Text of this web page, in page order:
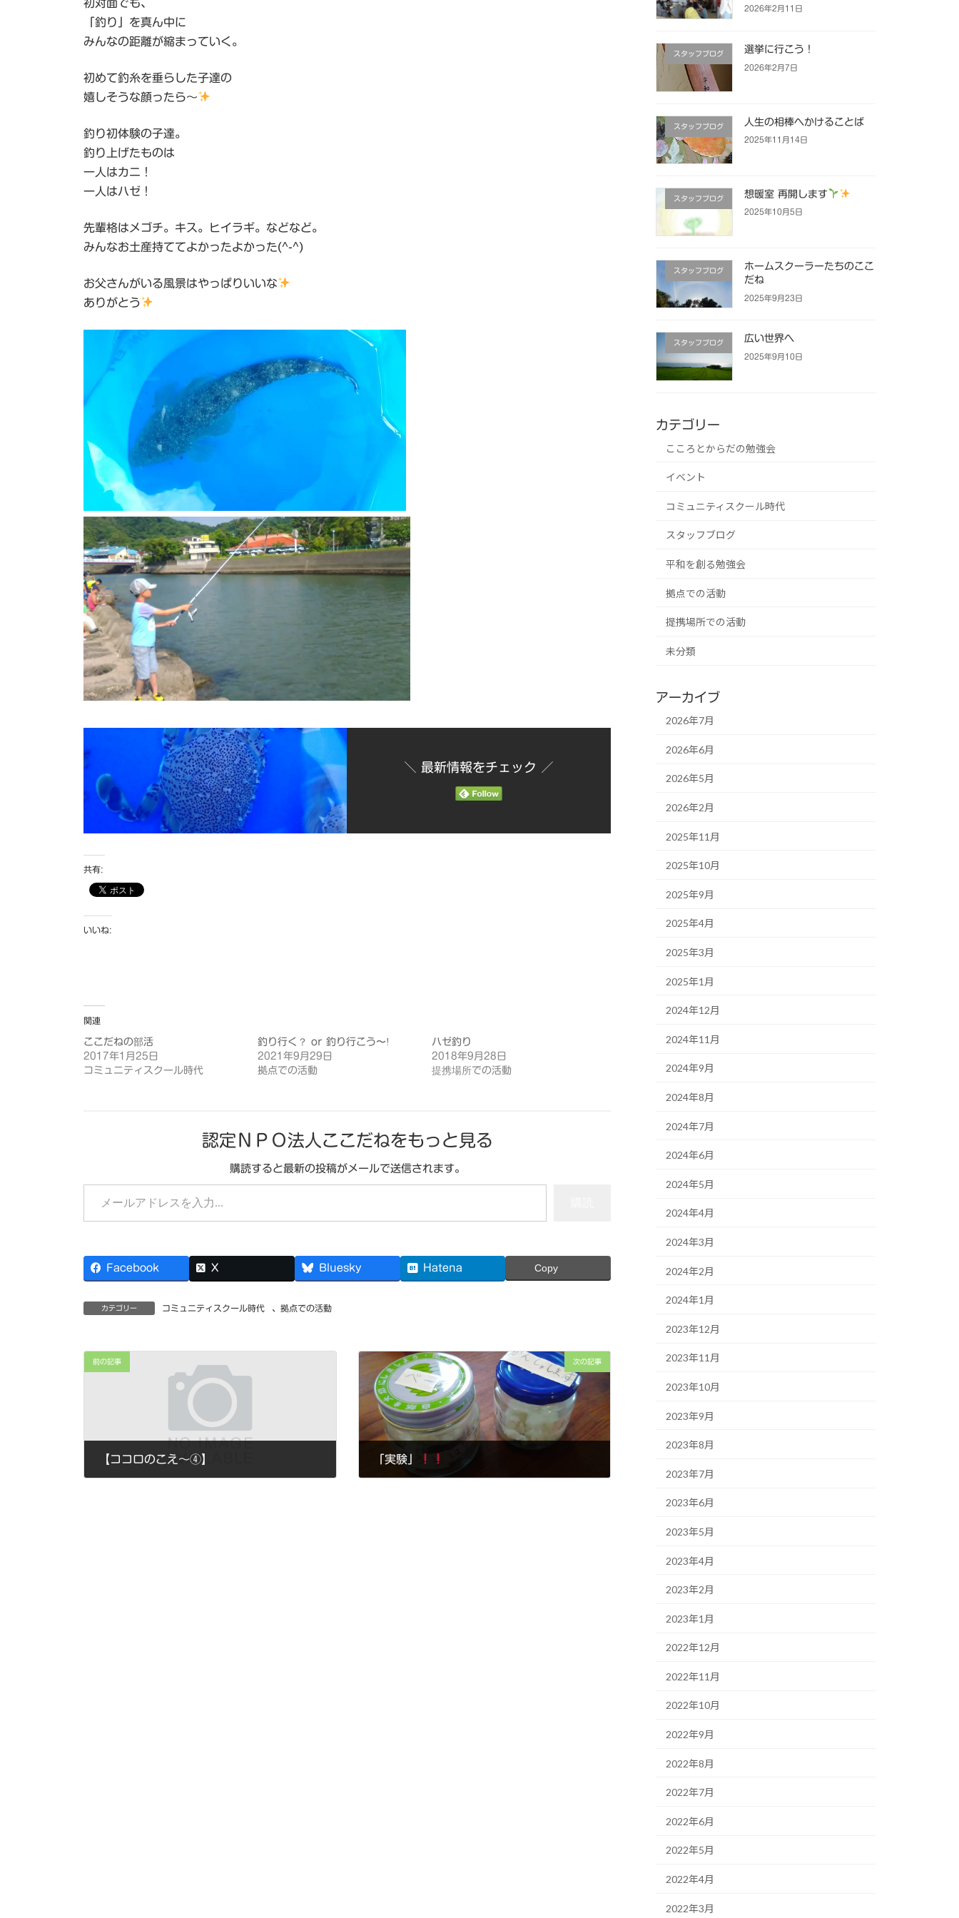
初対面でも、
「釣り」を真ん中に
みんなの距離が縮まっていく。
初めて釣糸を垂らした子達の
嬉しそうな顔ったら～
釣り初体験の子達。
釣り上げたものは
一人はカニ！
一人はハゼ！
先輩格はメゴチ。キス。ヒイラギ。などなど。
みんなお土産持ててよかったよかった(^-^)
お父さんがいる風景はやっぱりいいな
ありがとう
＼ 最新情報をチェック ／
共有:
いいね:
関連
ここだねの部活
2017年1月25日
コミュニティスクール時代
釣り行く？ or 釣り行こう〜!
2021年9月29日
拠点での活動
ハゼ釣り
2018年9月28日
提携場所での活動
認定ＮＰＯ法人ここだねをもっと見る
購読すると最新の投稿がメールで送信されます。
メールアドレスを入力...
Facebook X Bluesky Hatena Copy
カテゴリー コミュニティスクール時代 、 拠点での活動
前の記事
【ココロのこえ～④】
次の記事
「実験」
2026年2月11日
スタッフブログ 選挙に行こう！
2026年2月7日
スタッフブログ 人生の相棒へかけることば
2025年11月14日
スタッフブログ 想暖室 再開します
2025年10月5日
スタッフブログ
ホームスクーラーたちのここ
だね
2025年9月23日
スタッフブログ 広い世界へ
2025年9月10日
カテゴリー
こころとからだの勉強会
イベント
コミュニティスクール時代
スタッフブログ
平和を創る勉強会
拠点での活動
提携場所での活動
未分類
アーカイブ
2026年7月
2026年6月
2026年5月
2026年2月
2025年11月
2025年10月
2025年9月
2025年4月
2025年3月
2025年1月
2024年12月
2024年11月
2024年9月
2024年8月
2024年7月
2024年6月
2024年5月
2024年4月
2024年3月
2024年2月
2024年1月
2023年12月
2023年11月
2023年10月
2023年9月
2023年8月
2023年7月
2023年6月
2023年5月
2023年4月
2023年2月
2023年1月
2022年12月
2022年11月
2022年10月
2022年9月
2022年8月
2022年7月
2022年6月
2022年5月
2022年4月
2022年3月